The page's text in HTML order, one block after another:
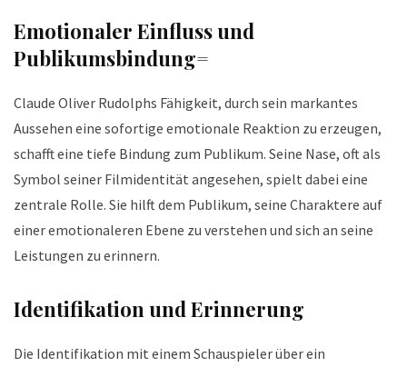
Emotionaler Einfluss und
Publikumsbindung=
Claude Oliver Rudolphs Fähigkeit, durch sein markantes
Aussehen eine sofortige emotionale Reaktion zu erzeugen,
schafft eine tiefe Bindung zum Publikum. Seine Nase, oft als
Symbol seiner Filmidentität angesehen, spielt dabei eine
zentrale Rolle. Sie hilft dem Publikum, seine Charaktere auf
einer emotionaleren Ebene zu verstehen und sich an seine
Leistungen zu erinnern.
Identifikation und Erinnerung
Die Identifikation mit einem Schauspieler über ein